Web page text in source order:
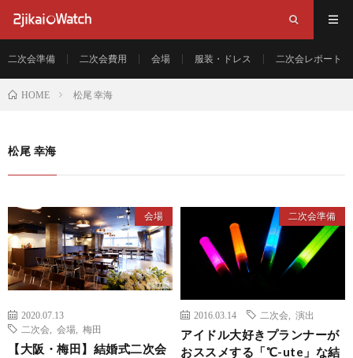
二次会準備 二次会費用 会場 服装・ドレス 二次会レポート
HOME 松尾 幸海
松尾 幸海
会場
2020.07.13
二次会
会場 梅田
【大阪・梅田】結婚式二次会
二次会準備
2016.03.14 二次会 演出
アイドル大好きプランナーが
おススメする「℃-ute」な結